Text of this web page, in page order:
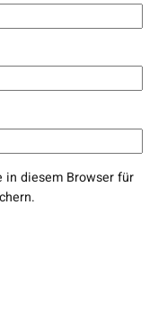
in diesem Browser für